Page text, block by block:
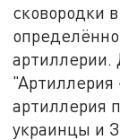
сковородки
артиллерии.
артиллерия
украинцы и